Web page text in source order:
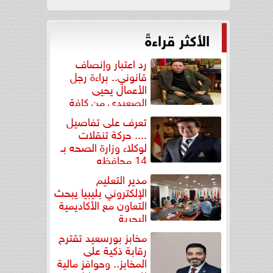
الأكثر قراءةً
رد اعتبار وإنصاف
قانوني.. براءة رجل
الأعمال يحيى
الصعيدي من كافة
التهم... تعرف على تفاصيل
.... حركة تنقلات
لوكلاء وزارة الصحه بـ
14 محافظه
مدير التعليم
الإلكتروني بليبيا يبحث
التعاون مع الأكاديمية
البحرية
مخابز بورسعيد تقترح
رقابة ذكية على
المخابز.. وحوافز مالية